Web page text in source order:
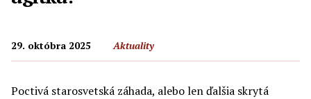
29. októbra 2025 Aktuality
Poctivá starosvetská záhada, alebo len ďalšia skrytá